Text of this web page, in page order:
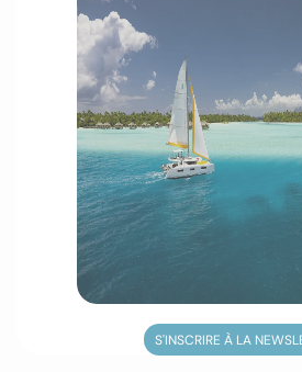
S'INSCRIRE À LA